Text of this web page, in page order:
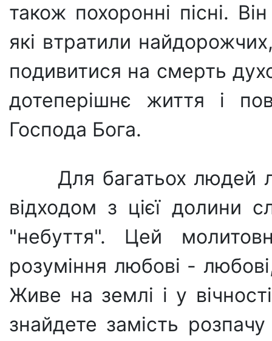
також похоронні пісні.
які втратили
подивитися на смерть
дотеперішнє життя i
Господа Бога.
Для багатьох людей
відходом з цієї долини
"небуття". Цей
розуміння любові -
Живе на землі i у
знайдете замість